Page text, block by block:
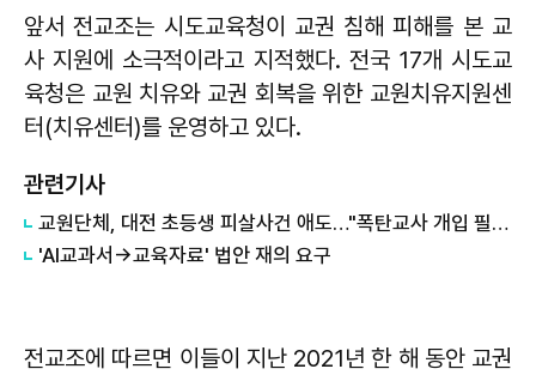
앞서 전교조는 시도교육청이 교권 침해 피해를 본 교
사 지원에 소극적이라고 지적했다. 전국 17개 시도교
육청은 교원 치유와 교권 회복을 위한 교원치유지원센
터(치유센터)를 운영하고 있다.
관련기사
교원단체, 대전 초등생 피살사건 애도…"폭탄교사 개입 필요"
'AI교과서→교육자료' 법안 재의 요구
전교조에 따르면 이들이 지난 2021년 한 해 동안 교권